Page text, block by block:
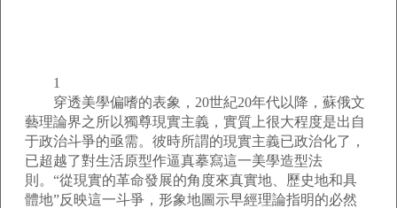
1
穿透美學偏嗜的表象，20世紀20年代以降，蘇俄文
藝理論界之所以獨尊現實主義，實質上很大程度是出自
于政治斗爭的亟需。彼時所謂的現實主義已政治化了，
已超越了對生活原型作逼真摹寫這一美學造型法
則。“從現實的革命發展的角度來真實地、歷史地和具
體地”反映這一斗爭，形象地圖示早經理論指明的必然